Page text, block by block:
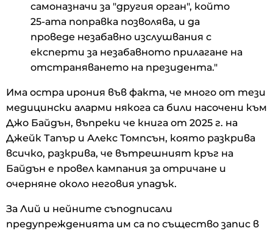
самоназначи за "другия орган", който
25-ата поправка позволява, и да
проведе незабавно изслушвания с
експерти за незабавното прилагане на
отстраняването на президента."
Има остра ирония във факта, че много от тези
медицински аларми някога са били насочени към
Джо Байдън, въпреки че книга от 2025 г. на
Джейк Тапър и Алекс Томпсън, която разкрива
всичко, разкрива, че вътрешният кръг на
Байдън е провел кампания за отричане и
очерняне около неговия упадък.
За Лий и нейните съподписали
предупрежденията им са по същество запис в